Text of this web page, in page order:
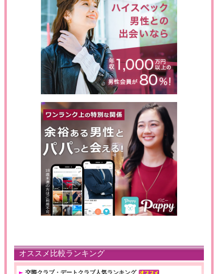
オススメ比較ランキング
交際クラブ・デートクラブ人気ランキング